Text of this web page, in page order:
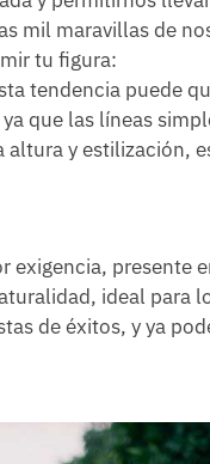
mil maravillas de
tu figura:
tendencia puede
que las líneas
altura y estilización,
exigencia, presente
ideal para
de éxitos, y ya